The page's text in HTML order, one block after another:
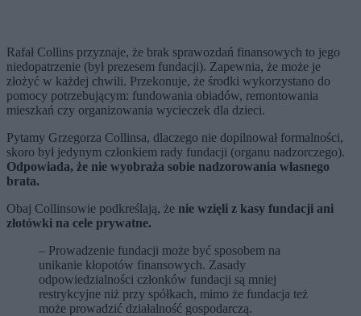
Rafał Collins przyznaje, że brak sprawozdań finansowych to jego
niedopatrzenie (był prezesem fundacji). Zapewnia, że może je
złożyć w każdej chwili. Przekonuje, że środki wykorzystano do
pomocy potrzebującym: fundowania obiadów, remontowania
mieszkań czy organizowania wycieczek dla dzieci.
Pytamy Grzegorza Collinsa, dlaczego nie dopilnował formalności,
skoro był jedynym członkiem rady fundacji (organu nadzorczego).
Odpowiada, że nie wyobraża sobie nadzorowania własnego
brata.
Obaj Collinsowie podkreślają, że nie wzięli z kasy fundacji ani
złotówki na cele prywatne.
– Prowadzenie fundacji może być sposobem na
unikanie kłopotów finansowych. Zasady
odpowiedzialności członków fundacji są mniej
restrykcyjne niż przy spółkach, mimo że fundacja też
może prowadzić działalność gospodarczą.